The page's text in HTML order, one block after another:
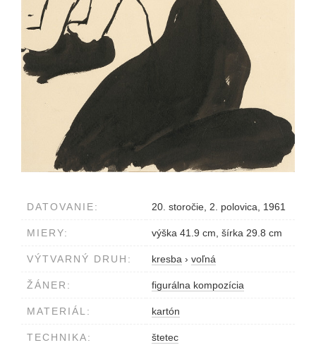
DATOVANIE: 20. storočie, 2. polovica, 1961
MIERY: výška 41.9 cm, šírka 29.8 cm
VÝTVARNÝ DRUH: kresba › voľná
ŽÁNER: figurálna kompozícia
MATERIÁL: kartón
TECHNIKA:
štetec